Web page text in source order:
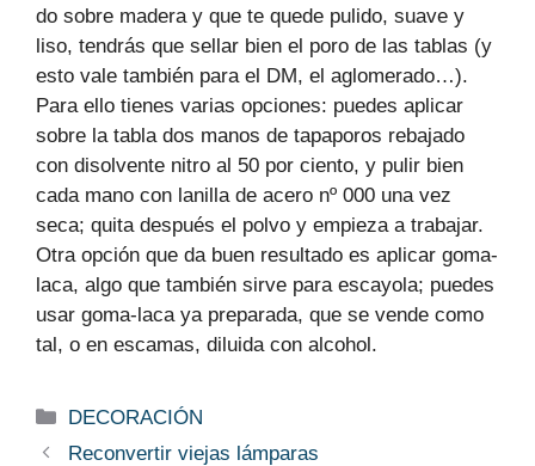
do sobre madera y que te quede pulido, suave y
liso, tendrás que sellar bien el poro de las tablas (y
esto vale también para el DM, el aglomerado…).
Para ello tienes varias opciones: puedes aplicar
sobre la tabla dos manos de tapaporos rebajado
con disolvente nitro al 50 por ciento, y pulir bien
cada mano con lanilla de acero nº 000 una vez
seca; quita después el polvo y empieza a trabajar.
Otra opción que da buen resultado es aplicar goma-
laca, algo que también sirve para escayola; puedes
usar goma-laca ya preparada, que se vende como
tal, o en escamas, diluida con alcohol.
Categorías
DECORACIÓN
Reconvertir viejas lámparas